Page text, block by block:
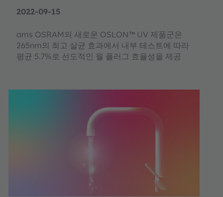
2022-09-15
ams OSRAM의 새로운 OSLON™ UV 제품군은
265nm의 최고 살균 효과에서 내부 테스트에 따라
평균 5.7%로 선도적인 월 플러그 효율성을 제공